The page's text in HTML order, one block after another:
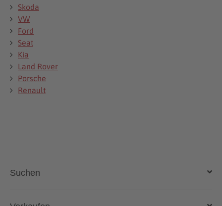
Skoda
VW
Ford
Seat
Kia
Land Rover
Porsche
Renault
Suchen